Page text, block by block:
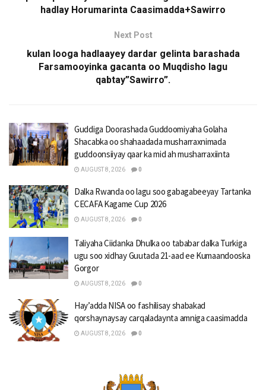
hadlay Horumarinta Caasimadda+Sawirro
Next Post
kulan looga hadlaayey dardar gelinta barashada
Farsamooyinka gacanta oo Muqdisho lagu
qabtay”Sawirro”.
Guddiga Doorashada Guddoomiyaha Golaha
Shacabka oo shahaadada musharraxnimada
guddoonsiiyay qaar ka mid ah musharraxiinta
AUGUST 8, 2026 0
Dalka Rwanda oo lagu soo gabagabeeyay Tartanka
CECAFA Kagame Cup 2026
AUGUST 8, 2026 0
Taliyaha Ciidanka Dhulka oo tababar dalka Turkiga
ugu soo xidhay Guutada 21-aad ee Kumaandooska
Gorgor
AUGUST 8, 2026 0
Hay’adda NISA oo fashilisay shabakad
qorshaynaysay carqaladaynta amniga caasimadda
AUGUST 8, 2026 0